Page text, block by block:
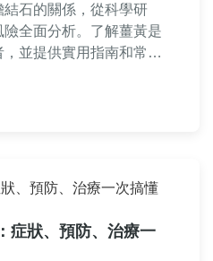
石的關係，從科學研
全面分析。了解薑黃是
並提供實用指南和常見
然療法的讀者。
症狀、預防、治療一